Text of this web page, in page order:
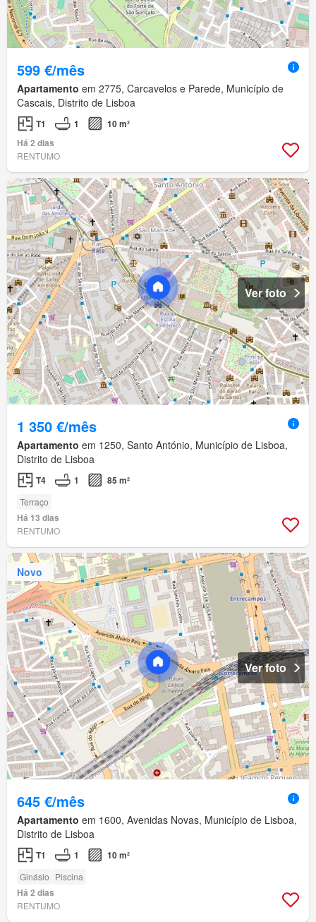
599 €/mês
Apartamento em 2775, Carcavelos e Parede, Município de
Cascais, Distrito de Lisboa
T1 1
10 m²
Há 2 dias
RENTUMO
Ver foto
1 350 €/mês
Apartamento em 1250, Santo António, Município de Lisboa,
Distrito de Lisboa
T4 1 85 m²
Terraço
Há 13 dias
RENTUMO
Novo
Ver foto
645 €/mês
Apartamento em 1600, Avenidas Novas, Município de Lisboa,
Distrito de Lisboa
T1 1 10 m²
Ginásio Piscina
Há 2 dias
RENTUMO